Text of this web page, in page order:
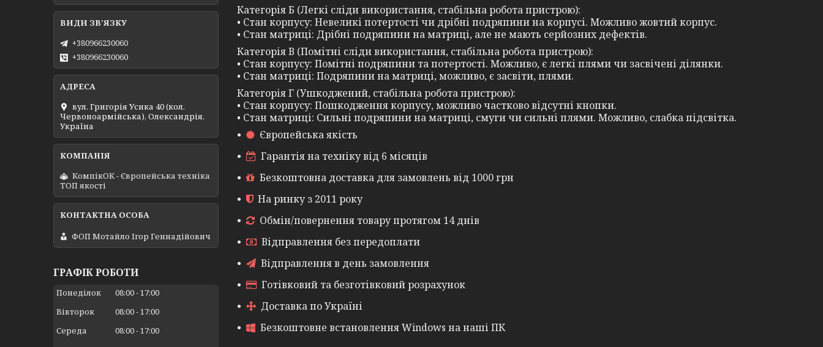
Категорія Б (Легкі сліди використання, стабільна робота пристрою):
• Стан корпусу: Невеликі потертості чи дрібні подряпини на корпусі. Можливо жовтий корпус.
• Стан матриці: Дрібні подряпини на матриці, але не мають серйозних дефектів.
Категорія В (Помітні сліди використання, стабільна робота пристрою):
• Стан корпусу: Помітні подряпини та потертості. Можливо, є легкі плями чи засвічені ділянки.
• Стан матриці: Подряпини на матриці, можливо, є засвіти, плями.
Категорія Г (Ушкоджений, стабільна робота пристрою):
• Стан корпусу: Пошкодження корпусу, можливо частково відсутні кнопки.
• Стан матриці: Сильні подряпини на матриці, смуги чи сильні плями. Можливо, слабка підсвітка.
Європейська якість
Гарантія на техніку від 6 місяців
Безкоштовна доставка для замовлень від 1000 грн
На ринку з 2011 року
Обмін/повернення товару протягом 14 днів
Відправлення без передоплати
Відправлення в день замовлення
Готівковий та безготівковий розрахунок
Доставка по Україні
Безкоштовне встановлення Windows на наші ПК
+380966230060
+380966230060
вул. Григорія Усика 40 (кол.
Червоноармійська), Олександрія,
Україна
КомпікОК - Європейська техніка
ТОП якості
ФОП Мотайло Ігор Геннадійович
ГРАФІК РОБОТИ
Понеділок 08:00 17:00
Вівторок
08:00 17:00
Середа
08:00 17:00